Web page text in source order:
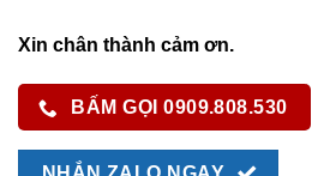
Xin chân thành cảm ơn.
BẤM GỌI 0909.808.530